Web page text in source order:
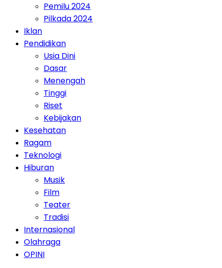
Pemilu 2024
Pilkada 2024
Iklan
Pendidikan
Usia Dini
Dasar
Menengah
Tinggi
Riset
Kebijakan
Kesehatan
Ragam
Teknologi
Hiburan
Musik
Film
Teater
Tradisi
Internasional
Olahraga
OPINI